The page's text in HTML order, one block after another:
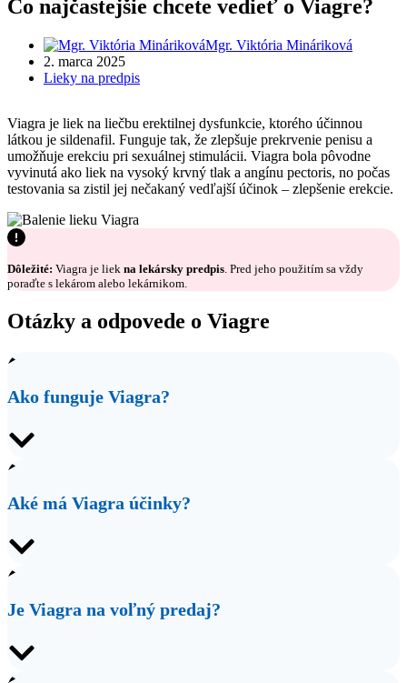
Čo najčastejšie chcete vedieť o Viagre?
Mgr. Viktória Mináriková
2. marca 2025
Lieky na predpis
Viagra je liek na liečbu erektilnej dysfunkcie, ktorého účinnou
látkou je sildenafil. Funguje tak, že zlepšuje prekrvenie penisu a
umožňuje erekciu pri sexuálnej stimulácii. Viagra bola pôvodne
vyvinutá ako liek na vysoký krvný tlak a angínu pectoris, no počas
testovania sa zistil jej nečakaný vedľajší účinok – zlepšenie erekcie.
Dôležité: Viagra je liek na lekársky predpis . Pred jeho použitím sa vždy
poraďte s lekárom alebo lekárnikom.
Otázky a odpovede o Viagre
Ako funguje Viagra?
Aké má Viagra účinky?
Je Viagra na voľný predaj?